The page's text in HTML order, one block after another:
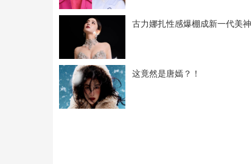
古力娜扎性感爆棚成新一代美神
这竟然是唐嫣？！